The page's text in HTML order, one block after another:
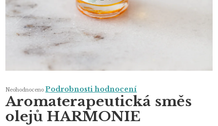
Průměrné
produktu
je
0,0
z
Neohodnoceno Podrobnosti hodnocení
Aromaterapeutická směs
olejů HARMONIE